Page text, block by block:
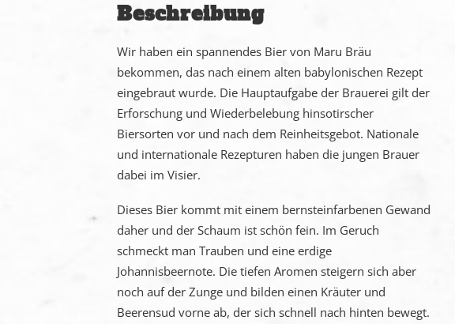
Beschreibung
Wir haben ein spannendes Bier von Maru Bräu
bekommen, das nach einem alten babylonischen Rezept
eingebraut wurde. Die Hauptaufgabe der Brauerei gilt der
Erforschung und Wiederbelebung hinsotirscher
Biersorten vor und nach dem Reinheitsgebot. Nationale
und internationale Rezepturen haben die jungen Brauer
dabei im Visier.
Dieses Bier kommt mit einem bernsteinfarbenen Gewand
daher und der Schaum ist schön fein. Im Geruch
schmeckt man Trauben und eine erdige
Johannisbeernote. Die tiefen Aromen steigern sich aber
noch auf der Zunge und bilden einen Kräuter und
Beerensud vorne ab, der sich schnell nach hinten bewegt.